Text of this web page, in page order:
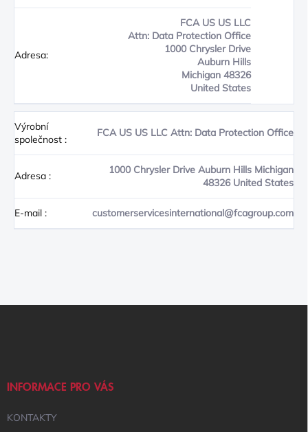
Adresa:
FCA US US LLC
Attn: Data Protection Office
1000 Chrysler Drive
Auburn Hills
Michigan 48326
United States
Výrobní
společnost :
FCA US US LLC Attn: Data Protection Office
Adresa :
1000 Chrysler Drive Auburn Hills Michigan
48326 United States
E-mail : customerservicesinternational@fcagroup.com
INFORMACE PRO VÁS
KONTAKTY